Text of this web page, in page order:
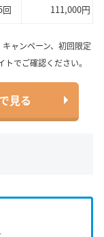
回 111,000円
ャンペーン、初回限定
でご確認ください。
見る